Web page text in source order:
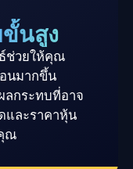
นสูง
ช่วยให้คุณ
นมากขึ้น
ลกระทบที่อาจ
และราคาหุ้น
ณ